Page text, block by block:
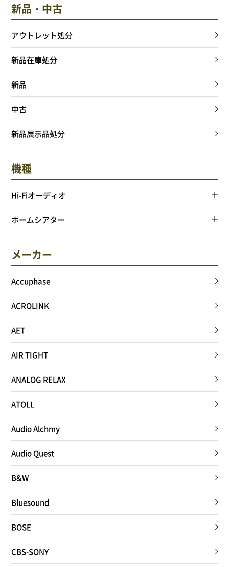
新品・中古
アウトレット処分
新品在庫処分
新品
中古
新品展示品処分
機種
Hi-Fiオーディオ
ホームシアター
メーカー
Accuphase
ACROLINK
AET
AIR TIGHT
ANALOG RELAX
ATOLL
Audio Alchmy
Audio Quest
B&W
Bluesound
BOSE
CBS-SONY